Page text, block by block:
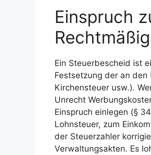
Einspruch
Ein Steuerbescheid ist
Festsetzung der an den
Kirchensteuer usw.).
Unrecht
Einspruch einlegen (§
Lohnsteuer, zum
der Steuerzahler
Verwaltungsakten. Es